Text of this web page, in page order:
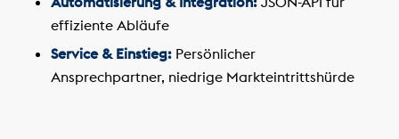
effiziente Abläufe
Service & Einstieg:Persönlicher
Ansprechpartner, niedrige Markteintrittshürde